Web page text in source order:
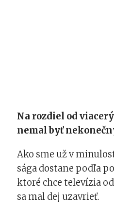
Na rozdiel od
nemal byť
Ako sme už v
sága dostane podľa
ktoré chce televízia
sa mal dej uzavrieť.